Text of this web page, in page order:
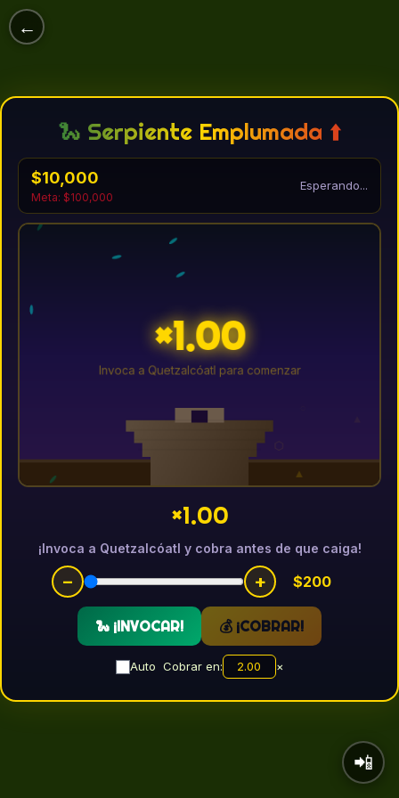
🐍 Serpiente Emplumada ⬆️
$10,000
Meta: $100,000
Esperando...
×1.00
¡Invoca a Quetzalcóatl y cobra antes de que caiga!
− + $200
🐍 ¡INVOCAR! 💰 ¡COBRAR!
Auto Cobrar en: ×
←
📲